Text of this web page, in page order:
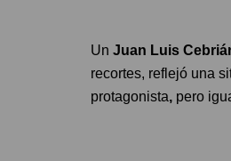
Un Juan Luis
recortes, reflejó una
protagonista, pero